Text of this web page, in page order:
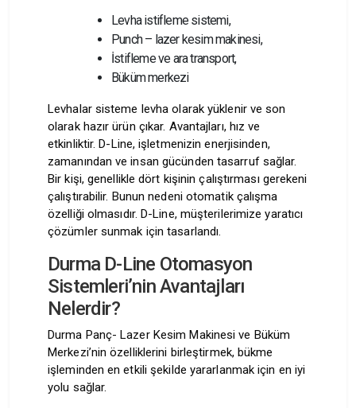
Levha istifleme sistemi,
Punch – lazer kesim makinesi,
İstifleme ve ara transport,
Büküm merkezi
Levhalar sisteme levha olarak yüklenir ve son
olarak hazır ürün çıkar. Avantajları, hız ve
etkinliktir. D-Line, işletmenizin enerjisinden,
zamanından ve insan gücünden tasarruf sağlar.
Bir kişi, genellikle dört kişinin çalıştırması gerekeni
çalıştırabilir. Bunun nedeni otomatik çalışma
özelliği olmasıdır. D-Line, müşterilerimize yaratıcı
çözümler sunmak için tasarlandı.
Durma D-Line Otomasyon
Sistemleri’nin Avantajları
Nelerdir?
Durma Panç- Lazer Kesim Makinesi ve Büküm
Merkezi’nin özelliklerini birleştirmek, bükme
işleminden en etkili şekilde yararlanmak için en iyi
yolu sağlar.